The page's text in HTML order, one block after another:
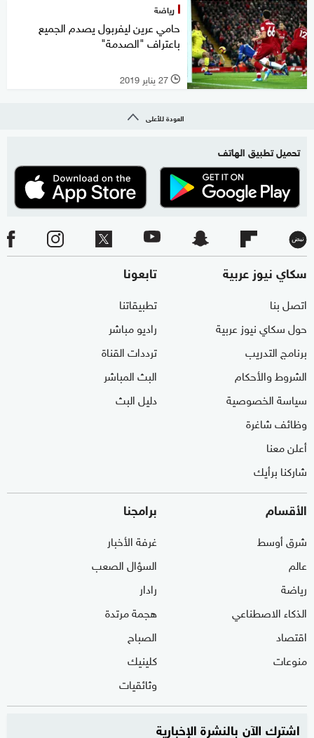
رياضة
حامي عرين ليفربول يصدم الجميع
باعتراف "الصدمة"
l 27 يناير 2019
العودة للأعلى
تحميل تطبيق الهاتف
سكاي نيوز عربية
اتصل بنا
حول سكاي نيوز عربية
برنامج التدريب
الشروط والأحكام
سياسة الخصوصية
وظائف شاغرة
أعلن معنا
شاركنا برأيك
تابعونا
تطبيقاتنا
راديو مباشر
ترددات القناة
البث المباشر
دليل البث
الأقسام
شرق أوسط
عالم
رياضة
الذكاء الاصطناعي
اقتصاد
منوعات
برامجنا
غرفة الأخبار
السؤال الصعب
رادار
هجمة مرتدة
الصباح
كلينيك
وثائقيات
اشترك الآن بالنشرة الإخبارية